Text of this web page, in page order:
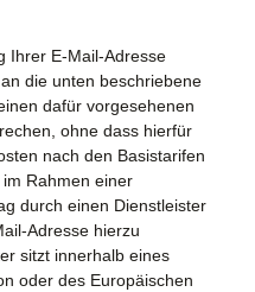
Ihrer E-Mail-Adresse
die unten beschriebene
dafür vorgesehenen
ohne dass hierfür
nach den Basistarifen
Rahmen einer
durch einen Dienstleister
Adresse hierzu
sitzt innerhalb eines
oder des Europäischen